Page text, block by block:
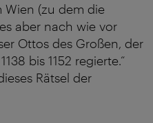
Wien (zu dem die
aber nach wie vor
Ottos des Großen, der
bis 1152 regierte.“
Rätsel der